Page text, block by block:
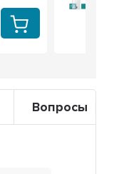
Вопросы